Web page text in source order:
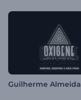
Guilherme Almeida